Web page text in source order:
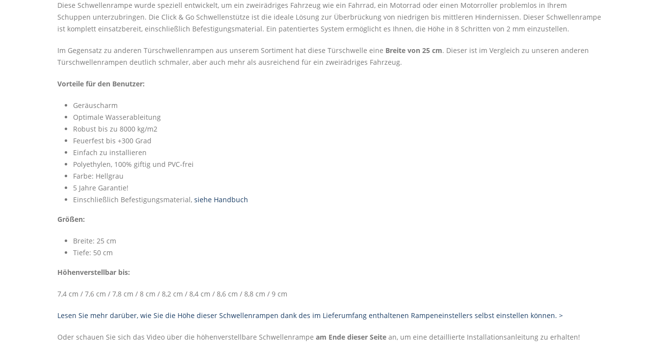
Diese Schwellenrampe wurde speziell entwickelt, um ein zweirädriges Fahrzeug wie ein Fahrrad, ein Motorrad oder einen Motorroller problemlos in Ihrem
Schuppen unterzubringen. Die Click & Go Schwellenstütze ist die ideale Lösung zur Überbrückung von niedrigen bis mittleren Hindernissen. Dieser Schwellenrampe
ist komplett einsatzbereit, einschließlich Befestigungsmaterial. Ein patentiertes System ermöglicht es Ihnen, die Höhe in 8 Schritten von 2 mm einzustellen.
Im Gegensatz zu anderen Türschwellenrampen aus unserem Sortiment hat diese Türschwelle eine Breite von 25 cm. Dieser ist im Vergleich zu unseren anderen
Türschwellenrampen deutlich schmaler, aber auch mehr als ausreichend für ein zweirädriges Fahrzeug.
Vorteile für den Benutzer:
Geräuscharm
Optimale Wasserableitung
Robust bis zu 8000 kg/m2
Feuerfest bis +300 Grad
Einfach zu installieren
Polyethylen, 100% giftig und PVC-frei
Farbe: Hellgrau
5 Jahre Garantie!
Einschließlich Befestigungsmaterial, siehe Handbuch
Größen:
Breite: 25 cm
Tiefe: 50 cm
Höhenverstellbar bis:
7,4 cm / 7,6 cm / 7,8 cm / 8 cm / 8,2 cm / 8,4 cm / 8,6 cm / 8,8 cm / 9 cm
Lesen Sie mehr darüber, wie Sie die Höhe dieser Schwellenrampen dank des im Lieferumfang enthaltenen Rampeneinstellers selbst einstellen können. >
Oder schauen Sie sich das Video über die höhenverstellbare Schwellenrampe am Ende dieser Seite an, um eine detaillierte Installationsanleitung zu erhalten!